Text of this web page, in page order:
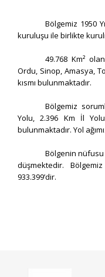
​​Bölgemiz 1950
kuruluşu ile birlikte
49.768 Km²
Ordu, Sinop, Amasya,
kısmı bulunmaktadır.
Bölgemiz
Yolu, 2.396 Km İl
bulunmaktadır. Yol
Bölgenin nüfusu
düşmektedir.
933.399’dir.